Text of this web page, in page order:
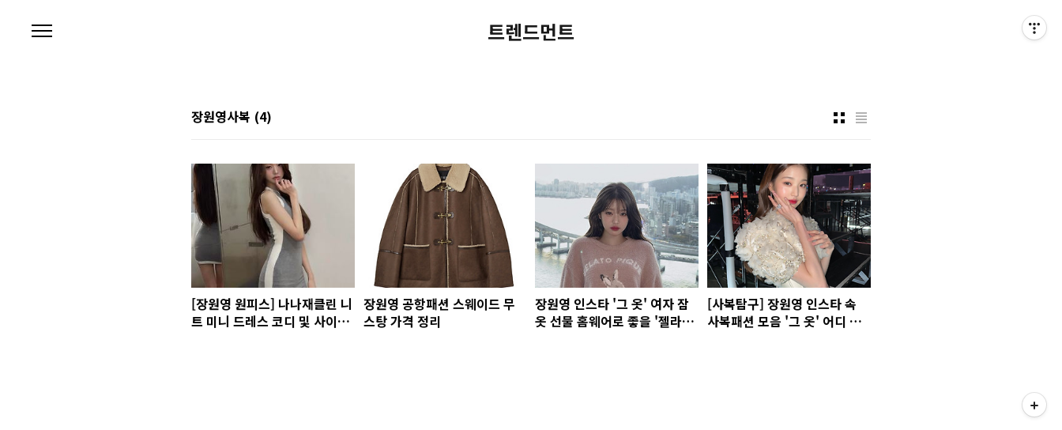
트렌드먼트
장원영사복 (4)
[장원영 원피스] 나나재클린 니
트 미니 드레스 코디 및 사이즈
장원영 공항패션 스웨이드 무
스탕 가격 정리
장원영 인스타 '그 옷' 여자 잠
옷 선물 홈웨어로 좋을 '젤라또
[사복탐구] 장원영 인스타 속
사복패션 모음 '그 옷' 어디 꺼